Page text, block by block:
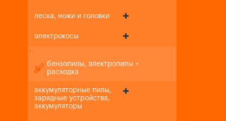
леска, ножи и головки
электрокосы
+-
бензопилы, электропилы +
расходка
аккумуляторные пилы,
зарядные устройства,
аккумуляторы